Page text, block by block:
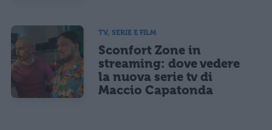
TV, SERIE E FILM
Sconfort Zone in
streaming: dove vedere
la nuova serie tv di
Maccio Capatonda